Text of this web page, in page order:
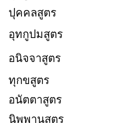
ปุคคลสูตร
อุทกูปมสูตร
อนิจจาสูตร
ทุกขสูตร
อนัตตาสูตร
นิพพานสูตร